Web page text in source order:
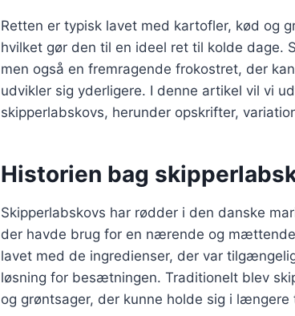
Retten er typisk lavet med kartofler, kød og
hvilket gør den til en ideel ret til kolde dage.
men også en fremragende frokostret, der
udvikler sig yderligere. I denne artikel vil vi
skipperlabskovs, herunder opskrifter,
Historien bag
Skipperlabskovs har rødder i den danske
der havde brug for en nærende og
lavet med de ingredienser, der var
løsning for besætningen. Traditionelt blev
og grøntsager, der kunne holde sig i længere